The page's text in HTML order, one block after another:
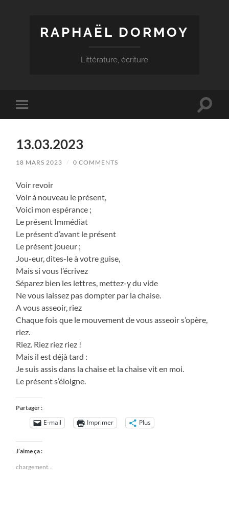
RAPHAËL DORMOY
Littérature, écriture
Toggle
mobile
Toggle
13.03.2023
18 MARS 2023 / 0 COMMENTS
Voir revoir
Voir à nouveau le présent,
Voici mon espérance ;
Le présent Immédiat
Le présent d’avant le présent
Le présent joueur ;
Jou-eur, dites-le à votre guise,
Mais si vous l’écrivez
Séparez bien les lettres, mettez-y du vide
Ne vous laissez pas dompter par la chaise.
A vous asseoir, riez
Chaque fois que le mouvement de vous asseoir s’opère,
riez.
Riez. Riez riez riez !
Mais il est déjà tard :
Je suis assis dans la chaise et la chaise vit en moi.
Le présent s’éloigne.
Partager :
E-mail Imprimer Plus
J’aime ça :
chargement…